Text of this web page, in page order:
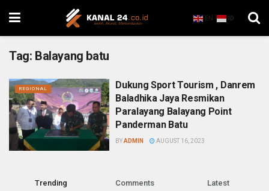
EN ID
Tag: Balayang batu
REGIONAL
Dukung Sport Tourism , Danrem
Baladhika Jaya Resmikan
Paralayang Balayang Point
Panderman Batu
BYADMIN AUGUST 16, 2023
Trending Comments Latest